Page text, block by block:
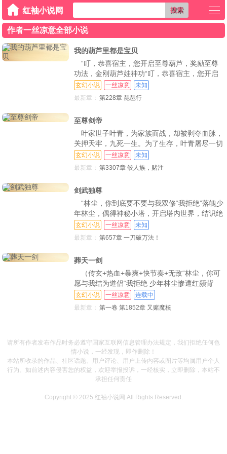
搜索
作者一丝凉意全部小说
我的葫芦里都是宝贝
“叮，恭喜宿主，您开启至尊葫芦，奖励至尊
功法，金刚葫芦娃神功“叮，恭喜宿主，您开启
至尊葫芦，奖励至尊神器，菜刀一把“叮，恭喜
宿主，您开启至尊葫芦，奖励超神级天赋！达成
一路勇猛精进，横扫无敌 什么蛇精、蝎子精，
在我楚尘面
玄幻小说 一丝凉意
未知
最新章： 第228章 琵琶行
至尊剑帝
叶家世子叶青，为家族而战，却被剥夺血脉，
关押天牢，九死一生。为了生存，叶青屠尽一切
敌，踏着累累尸骨，闯出天牢，强势归来 一朝
觉醒逆天血脉，参悟无上剑道，成绝世剑修！欠
玄幻小说 一丝凉意
未知
最新章： 第3307章 鲛人族，赌注
剑武独尊
“林尘，你到底要不要与我双修“我拒绝”落魄少
年林尘，偶得神秘小塔，开启塔内世界，结识绝
美女帝 却没想到女帝凶猛，予取予求，林尘被
迫沦为炉鼎！绝望之际，林尘觉醒至尊神龙武
斩之！
玄幻小说 一丝凉意
未知
最新章： 第657章 一刀破万法！
葬天一剑
（传玄+热血+暴爽+快节奏+无敌“林尘，你可
愿与我结为道侣“我拒绝 少年林尘惨遭红颜背
刺，武魂被废，机缘巧合之下开启神秘小塔，进
入塔内世界，结识绝美女帝 却没想到女帝凶
漫天仙
玄幻小说 一丝凉意
连载中
最新章： 第一卷 第1852章 又赌魔核
请所有作者发布作品时务必遵守国家互联网信息管理办法规定，我们拒绝任何色
情小说，一经发现，即作删除！
本站所收录的作品、社区话题、用户评论、用户上传内容或图片等均属用户个人
行为。如前述内容侵害您的权益，欢迎举报投诉，一经核实，立即删除，本站不
承担任何责任
Copyright © 2025 红袖小说网 All Rights Reserved.